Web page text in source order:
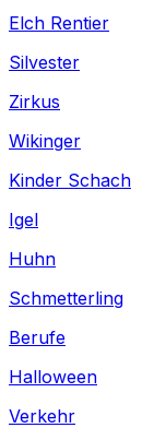
Elch Rentier
Silvester
Zirkus
Wikinger
Kinder Schach
Igel
Huhn
Schmetterling
Berufe
Halloween
Verkehr